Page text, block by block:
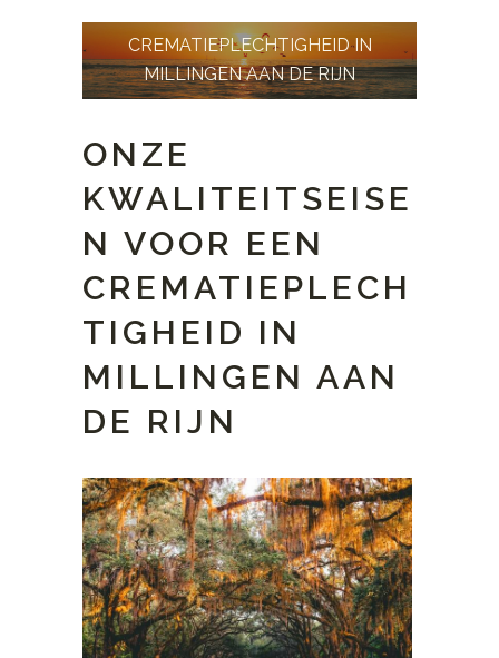
CREMATIEPLECHTIGHEID IN
MILLINGEN AAN DE RIJN
ONZE
KWALITEITSEISE
N VOOR EEN
CREMATIEPLECH
TIGHEID IN
MILLINGEN AAN
DE RIJN